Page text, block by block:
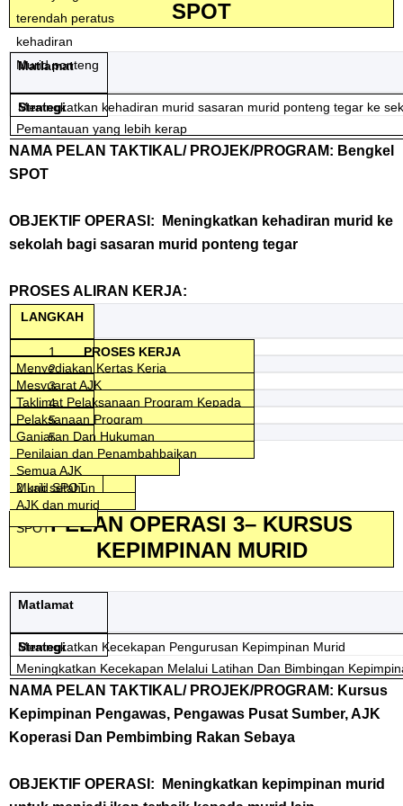
terendah peratus
kehadiran
Murid ponteng
SPOT
Matlamat
Meningkatkan kehadiran murid sasaran murid ponteng tegar ke
Strategi
Pemantauan yang lebih kerap
NAMA PELAN TAKTIKAL/ PROJEK/PROGRAM: Bengkel
SPOT
OBJEKTIF OPERASI: Meningkatkan kehadiran murid ke
sekolah bagi sasaran murid ponteng tegar
PROSES ALIRAN KERJA:
LANGKAH
PROSES KERJA
TANGGUNGJAWAB
KPI
SASARAN
CATATAN*
1
Menyediakan Kertas Kerja
Penyelaras
1 hari
Penyelaras
2
Mesyuarat AJK
Pengetua
PK HEM
AJK
1 hari
Semua AJK
3
Taklimat Pelaksanaan Program Kepada
Guru Dan Murid
Penyelaras
1 jam
Semua guru , dan
murid
4
Pelaksanaan Program
Semua AJK Pelaksana
2 hari
Murid rayuan
semula dan surat
amaran kedua
5
Ganjaran Dan Hukuman
Guru Kaunseling
Guru Disiplin
2 kali setahun
Murid SPOT
5
Penilaian dan Penambahbaikan
Semua AJK
2 kali setahun
AJK dan murid
SPOTPELAN OPERASI 3– KURSUS
KEPIMPINAN MURID
Matlamat
Meningkatkan Kecekapan Pengurusan Kepimpinan Murid
Strategi
Meningkatkan Kecekapan Melalui Latihan Dan Bimbingan
NAMA PELAN TAKTIKAL/ PROJEK/PROGRAM: Kursus
Kepimpinan Pengawas, Pengawas Pusat Sumber, AJK
Koperasi Dan Pembimbing Rakan Sebaya
OBJEKTIF OPERASI: Meningkatkan kepimpinan murid